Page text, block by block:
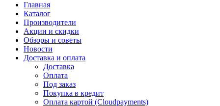
Главная
Каталог
Производители
Акции и скидки
Обзоры и советы
Новости
Доставка и оплата
Доставка
Оплата
Под заказ
Покупка в кредит
Оплата картой (Cloudpayments)